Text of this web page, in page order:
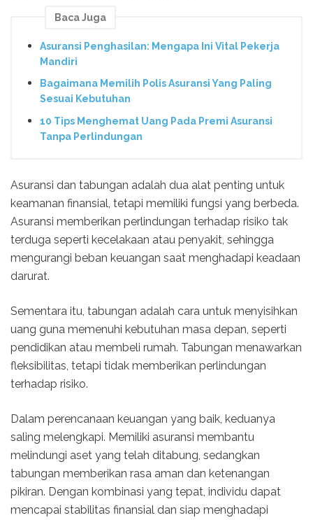
Baca Juga
Asuransi Penghasilan: Mengapa Ini Vital Pekerja
Mandiri
Bagaimana Memilih Polis Asuransi Yang Paling
Sesuai Kebutuhan
10 Tips Menghemat Uang Pada Premi Asuransi
Tanpa Perlindungan
Asuransi dan tabungan adalah dua alat penting untuk
keamanan finansial, tetapi memiliki fungsi yang berbeda.
Asuransi memberikan perlindungan terhadap risiko tak
terduga seperti kecelakaan atau penyakit, sehingga
mengurangi beban keuangan saat menghadapi keadaan
darurat.
Sementara itu, tabungan adalah cara untuk menyisihkan
uang guna memenuhi kebutuhan masa depan, seperti
pendidikan atau membeli rumah. Tabungan menawarkan
fleksibilitas, tetapi tidak memberikan perlindungan
terhadap risiko.
Dalam perencanaan keuangan yang baik, keduanya
saling melengkapi. Memiliki asuransi membantu
melindungi aset yang telah ditabung, sedangkan
tabungan memberikan rasa aman dan ketenangan
pikiran. Dengan kombinasi yang tepat, individu dapat
mencapai stabilitas finansial dan siap menghadapi